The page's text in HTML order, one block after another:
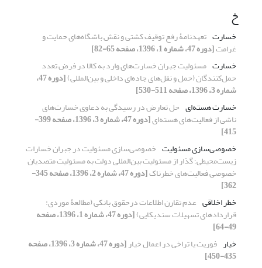
خ
خسارت تعهدنامۀ رفع توقیف کشتی و نقش باشگاه‌های حمایت و
غرامت[دوره 47، شماره 1، 1396، صفحه 65-82]
خسارت مسئولیت جبران خسارت‌های وارد به کالا در فرض تعدد
حمل‌کنندگان (حمل و نقل‌های جاده‌ای داخلی و بین‌المللی) [دوره 47،
شماره 3، 1396، صفحه 511-530]
خسارت هسته‌ای حل تعارض در رسیدگی به دعاوی خسارت‌های
ناشی از فعالیت‌های هسته‌ای [دوره 47، شماره 3، 1396، صفحه 399-
415]
خصوصی‌سازی مسئولیت خصوصی‌سازی مسئولیت در جبران خسارات
زیست‌محیطی؛ گذار از مسئولیت بین‌المللی دولت به مسئولیت متصدیان
خصوصی فعالیت‌های خطرناک [دوره 47، شماره 2، 1396، صفحه 345-
362]
خطر اخلاقی عدم تقارن اطلاعات درحقوق بانکی (مطالعۀ موردی:
قراردادهای تسهیلات سندیکایی) [دوره 47، شماره 1، 1396، صفحه
49-64]
خیار فوریت یا تراخی در اعمال خیار [دوره 47، شماره 3، 1396، صفحه
435-450]